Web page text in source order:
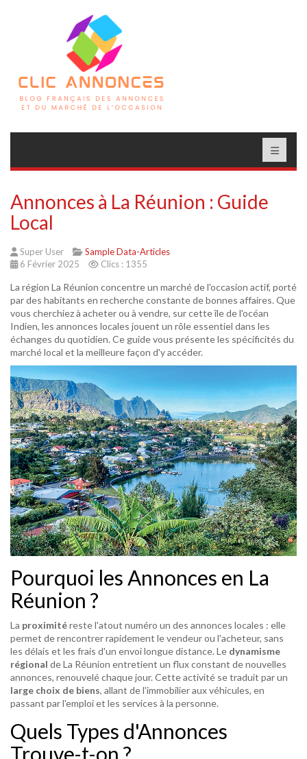
Annonces à La Réunion : Guide
Local
Super User
Sample Data-Articles
6 Février 2025
Clics : 1355
La région La Réunion concentre un marché de l'occasion actif, porté
par des habitants en recherche constante de bonnes affaires. Que
vous cherchiez à acheter ou à vendre, sur cette île de l'océan
Indien, les annonces locales jouent un rôle essentiel dans les
échanges du quotidien. Ce guide vous présente les spécificités du
marché local et la meilleure façon d'y accéder.
Pourquoi les Annonces en La
Réunion ?
La proximitéreste l'atout numéro un des annonces locales : elle
permet de rencontrer rapidement le vendeur ou l'acheteur, sans
les délais et les frais d'un envoi longue distance. Le dynamisme
régional de La Réunion entretient un flux constant de nouvelles
annonces, renouvelé chaque jour. Cette activité se traduit par un
large choix de biens, allant de l'immobilier aux véhicules, en
passant par l'emploi et les services à la personne.
Quels Types d'Annonces
Trouve-t-on ?